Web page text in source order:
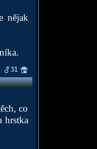
nějak
31
co
hrstka